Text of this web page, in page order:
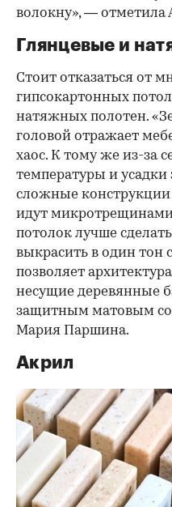
волокну», — отметила
Глянцевые и
Стоит отказаться от
гипсокартонных
натяжных полотен.
головой отражает
хаос. К тому же из-за
температуры и усадки
сложные конструкции
идут
потолок лучше
выкрасить в один тон
позволяет
несущие деревянные
защитным матовым
Мария Паршина.
Акрил